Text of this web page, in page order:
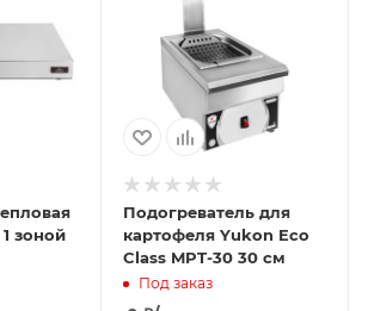
зоной
Подогреватель для
картофеля Yukon Eco
Class MPT-30 30 см
Под заказ